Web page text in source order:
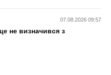
07.08.2026 09:57
не визначився з